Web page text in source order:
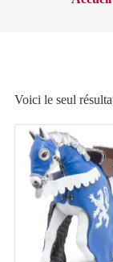
Voici le seul